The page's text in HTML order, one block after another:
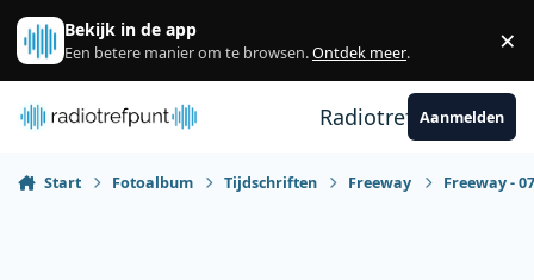
Spring naar bijdragen
Bekijk in de app
Een betere manier om te browsen.Ontdek meer. ×
RadiotrefpuntAanmelden
Start Fotoalbum Tijdschriften Freeway Freeway -